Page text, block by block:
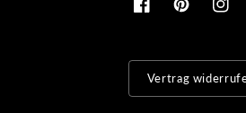
FacebookPinterest
Vertrag